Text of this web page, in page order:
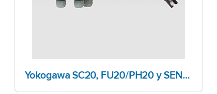
Yokogawa SC20, FU20/PH20 y SENCOM